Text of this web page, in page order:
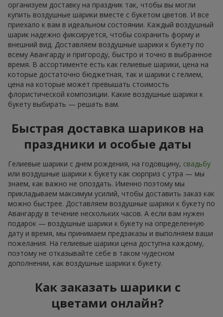
организуем доставку на праздник так, чтобы вы могли
купить воздушные шарики вместе с букетом цветов. И все
приехало к вам в идеальном состоянии. Каждый воздушный
шарик надежно фиксируется, чтобы сохранить форму и
внешний вид. Доставляем воздушные шарики к букету по
всему Авангарду и пригороду, быстро и точно в выбранное
время. В ассортименте есть как гелиевые шарики, цена на
которые достаточно бюджетная, так и шарики с гелием,
цена на которые может превышать стоимость
флористической композиции. Какие воздушные шарики к
букету выбирать — решать вам.
Быстрая доставка шариков на
праздники и особые даты
Гелиевые шарики с днем рождения, на годовщину, свадьбу
или воздушные шарики к букету как сюрприз с утра — мы
знаем, как важно не опоздать. Именно поэтому мы
прикладываем максимум усилий, чтобы доставить заказ как
можно быстрее. Доставляем воздушные шарики к букету по
Авангарду в течение нескольких часов. А если вам нужен
подарок — воздушные шарики к букету на определенную
дату и время, мы принимаем предзаказы и выполняем ваши
пожелания. На гелиевые шарики цена доступна каждому,
поэтому не отказывайте себе в таком чудесном
дополнении, как воздушные шарики к букету.
Как заказать шарики с
цветами онлайн?